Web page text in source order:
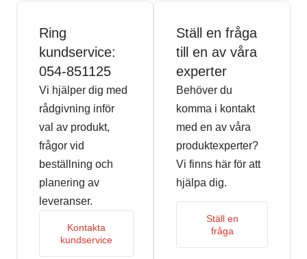
Ring
kundservice:
054-851125
Vi hjälper dig med
rådgivning inför
val av produkt,
frågor vid
beställning och
planering av
leveranser.
Kontakta
kundservice
Ställ en fråga
till en av våra
experter
Behöver du
komma i kontakt
med en av våra
produktexperter?
Vi finns här för att
hjälpa dig.
Ställ en
fråga